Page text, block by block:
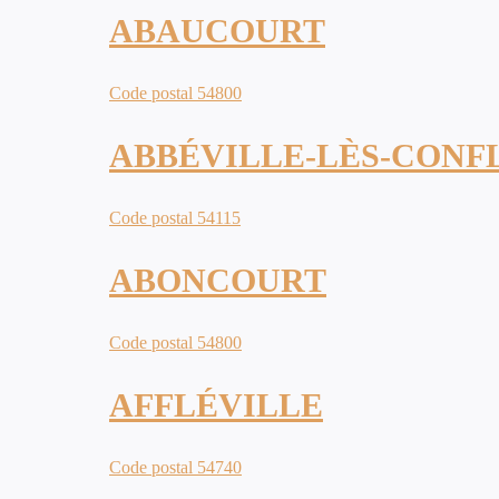
ABAUCOURT
Code postal 54800
ABBÉVILLE-LÈS-
Code postal 54115
ABONCOURT
Code postal 54800
AFFLÉVILLE
Code postal 54740